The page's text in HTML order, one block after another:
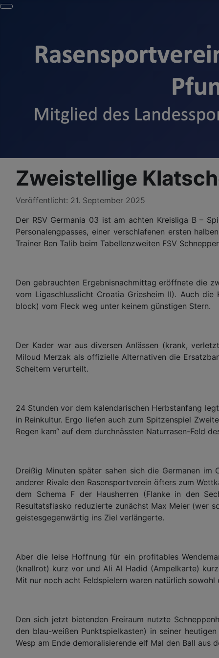
Zweistellige
Details
Veröffentlicht: 21. September 2025
Der RSV Germania 03 ist am achten Kreisliga B –
Personalengpasses, einer verschlafenen ersten
Trainer Ben Talib beim Tabellenzweiten FSV
Den gebrauchten Ergebnisnachmittag eröffnete die
vom Ligaschlusslicht Croatia Griesheim II). Auch
block) vom Fleck weg unter keinem günstigen Stern.
Der Kader war aus diversen Anlässen (krank,
Miloud Merzak als offizielle Alternativen die
Scheitern verurteilt.
24 Stunden vor dem kalendarischen Herbstanfang
in Reinkultur. Ergo liefen auch zum Spitzenspiel
Regen kam“ auf dem durchnässten Naturrasen-Feld
Dreißig Minuten später sahen sich die Germanen
anderer Rivale den Rasensportverein öfters zum
dem Schema F der Hausherren (Flanke in den
Resultatsfiasko reduzierte zunächst Max Meier (wer
geistesgegenwärtig ins Ziel verlängerte.
Aber die leise Hoffnung für ein profitables
(knallrot) kurz vor und Ali Al Hadid (Ampelkarte)
Mit nur noch acht Feldspielern waren natürlich
Den sich jetzt bietenden Freiraum nutzte
den blau-weißen Punktspielkasten) in seiner
Wesp am Ende demoralisierende elf Mal den Ball aus